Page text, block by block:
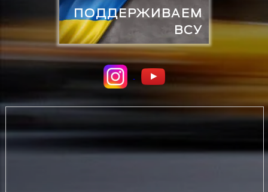
ПОДДЕРЖИВАЕМ
ВСУ